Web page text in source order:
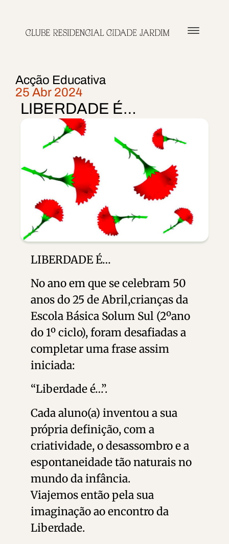
Acção Educativa
25 Abr 2024
LIBERDADE É…
LIBERDADE É…
No ano em que se celebram 50
anos do 25 de Abril,crianças da
Escola Básica Solum Sul (2ºano
do 1º ciclo), foram desafiadas a
completar uma frase assim
iniciada:
“Liberdade é…”.
Cada aluno(a) inventou a sua
própria definição, com a
criatividade, o desassombro e a
espontaneidade tão naturais no
mundo da infância.
Viajemos então pela sua
imaginação ao encontro da
Liberdade.